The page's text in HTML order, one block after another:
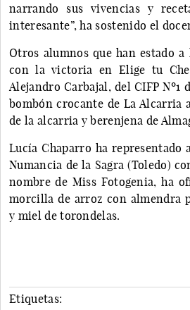
narrando sus vivencias y
interesante”, ha sostenido el
Otros alumnos que han estado a
con la victoria en Elige tu
Alejandro Carbajal, del CIFP Nº1
bombón crocante de La Alcarria
de la alcarria y berenjena de
Lucía Chaparro ha representado
Numancia de la Sagra (Toledo)
nombre de Miss Fotogenia, ha
morcilla de arroz con almendra
y miel de torondelas.
Etiquetas: